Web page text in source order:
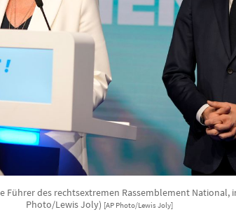
Führer des rechtsextremen Rassemblement National,
Photo/Lewis Joly) [AP Photo/Lewis Joly]